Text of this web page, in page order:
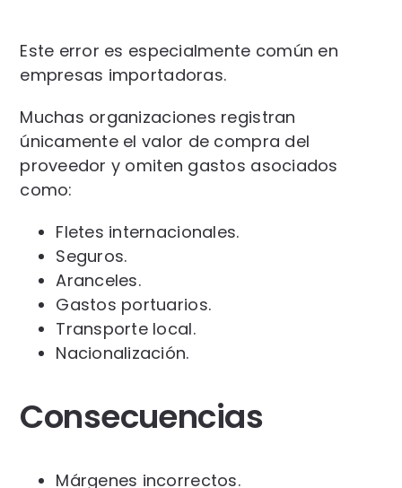
Este error es especialmente común en
empresas importadoras.
Muchas organizaciones registran
únicamente el valor de compra del
proveedor y omiten gastos asociados
como:
Fletes internacionales.
Seguros.
Aranceles.
Gastos portuarios.
Transporte local.
Nacionalización.
Consecuencias
Márgenes incorrectos.